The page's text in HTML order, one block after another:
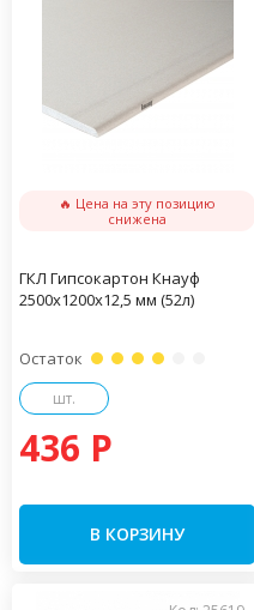
🔥 Цена на эту позицию
снижена
ГКЛ Гипсокартон Кнауф
2500х1200х12,5 мм (52л)
Остаток
шт.
436 P
В КОРЗИНУ